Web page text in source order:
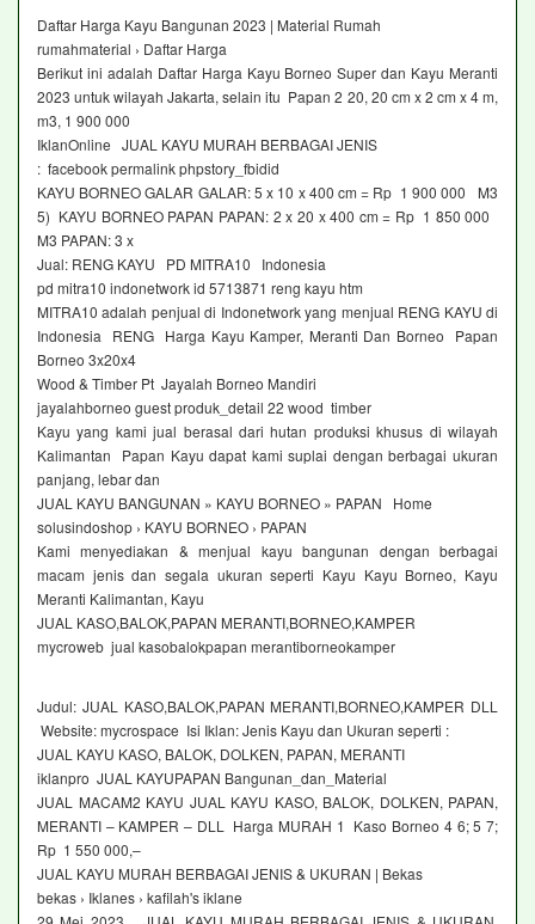
Daftar Harga Kayu Bangunan 2023 | Material Rumah
rumahmaterial › Daftar Harga
Berikut ini adalah Daftar Harga Kayu Borneo Super dan Kayu Meranti
2023 untuk wilayah Jakarta, selain itu Papan 2 20, 20 cm x 2 cm x 4 m,
m3, 1 900 000
IklanOnline JUAL KAYU MURAH BERBAGAI JENIS
: facebook permalink phpstory_fbidid
KAYU BORNEO GALAR GALAR: 5 x 10 x 400 cm = Rp 1 900 000 M3
5) KAYU BORNEO PAPAN PAPAN: 2 x 20 x 400 cm = Rp 1 850 000
M3 PAPAN: 3 x
Jual: RENG KAYU PD MITRA10 Indonesia
pd mitra10 indonetwork id 5713871 reng kayu htm
MITRA10 adalah penjual di Indonetwork yang menjual RENG KAYU di
Indonesia RENG Harga Kayu Kamper, Meranti Dan Borneo Papan
Borneo 3x20x4
Wood & Timber Pt Jayalah Borneo Mandiri
jayalahborneo guest produk_detail 22 wood timber
Kayu yang kami jual berasal dari hutan produksi khusus di wilayah
Kalimantan Papan Kayu dapat kami suplai dengan berbagai ukuran
panjang, lebar dan
JUAL KAYU BANGUNAN » KAYU BORNEO » PAPAN Home
solusindoshop › KAYU BORNEO › PAPAN
Kami menyediakan & menjual kayu bangunan dengan berbagai
macam jenis dan segala ukuran seperti Kayu Kayu Borneo, Kayu
Meranti Kalimantan, Kayu
JUAL KASO,BALOK,PAPAN MERANTI,BORNEO,KAMPER
mycroweb jual kasobalokpapan merantiborneokamper
Judul: JUAL KASO,BALOK,PAPAN MERANTI,BORNEO,KAMPER DLL
Website: mycrospace Isi Iklan: Jenis Kayu dan Ukuran seperti :
JUAL KAYU KASO, BALOK, DOLKEN, PAPAN, MERANTI
iklanpro JUAL KAYUPAPAN Bangunan_dan_Material
JUAL MACAM2 KAYU JUAL KAYU KASO, BALOK, DOLKEN, PAPAN,
MERANTI – KAMPER – DLL Harga MURAH 1 Kaso Borneo 4 6; 5 7;
Rp 1 550 000,–
JUAL KAYU MURAH BERBAGAI JENIS & UKURAN | Bekas
bekas › Iklanes › kafilah's iklane